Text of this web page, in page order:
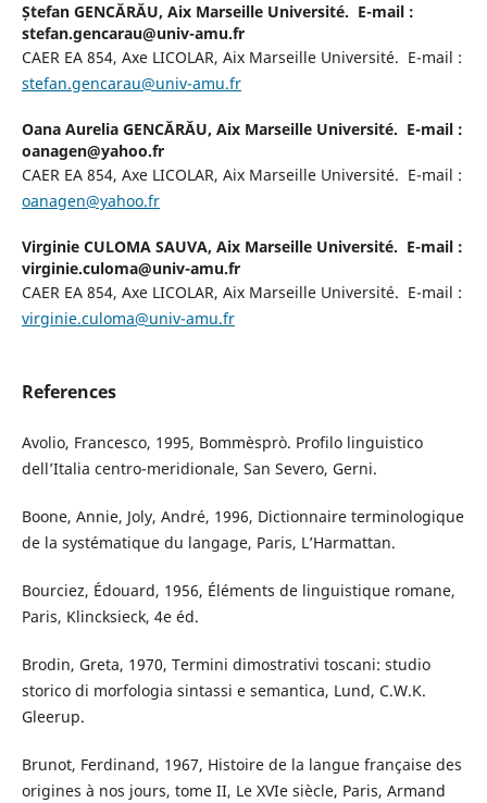
Ștefan GENCĂRĂU, Aix Marseille Université. E-mail :
stefan.gencarau@univ-amu.fr
CAER EA 854, Axe LICOLAR, Aix Marseille Université. E-mail :
stefan.gencarau@univ-amu.fr
Oana Aurelia GENCĂRĂU, Aix Marseille Université. E-mail :
oanagen@yahoo.fr
CAER EA 854, Axe LICOLAR, Aix Marseille Université. E-mail :
oanagen@yahoo.fr
Virginie CULOMA SAUVA, Aix Marseille Université. E-mail :
virginie.culoma@univ-amu.fr
CAER EA 854, Axe LICOLAR, Aix Marseille Université. E-mail :
virginie.culoma@univ-amu.fr
References
Avolio, Francesco, 1995, Bommèsprò. Profilo linguistico
dell’Italia centro-meridionale, San Severo, Gerni.
Boone, Annie, Joly, André, 1996, Dictionnaire terminologique
de la systématique du langage, Paris, L’Harmattan.
Bourciez, Édouard, 1956, Éléments de linguistique romane,
Paris, Klincksieck, 4e éd.
Brodin, Greta, 1970, Termini dimostrativi toscani: studio
storico di morfologia sintassi e semantica, Lund, C.W.K.
Gleerup.
Brunot, Ferdinand, 1967, Histoire de la langue française des
origines à nos jours, tome II, Le XVIe siècle, Paris, Armand